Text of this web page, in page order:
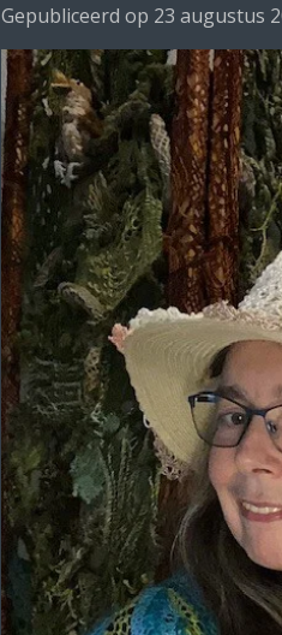
Gepubliceerd op 23 augustus